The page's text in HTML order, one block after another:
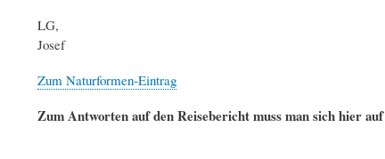
LG,
Josef
Zum Naturformen-Eintrag
Zum Antworten auf den Reisebericht muss man sich hier auf